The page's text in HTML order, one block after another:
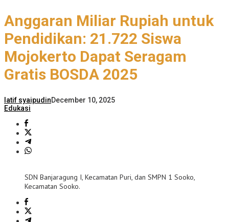
Anggaran Miliar Rupiah untuk
Pendidikan: 21.722 Siswa
Mojokerto Dapat Seragam
Gratis BOSDA 2025
latif syaipudinDecember 10, 2025
Edukasi
SDN Banjaragung I, Kecamatan Puri, dan SMPN 1 Sooko,
Kecamatan Sooko.